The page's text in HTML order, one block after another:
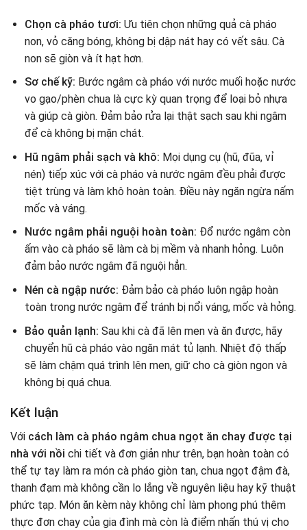
Chọn cà pháo tươi: Ưu tiên chọn những quả cà pháo
non, vỏ căng bóng, không bị dập nát hay có vết sâu. Cà
non sẽ giòn và ít hạt hơn.
Sơ chế kỹ: Bước ngâm cà pháo với nước muối hoặc nước
vo gạo/phèn chua là cực kỳ quan trọng để loại bỏ nhựa
và giúp cà giòn. Đảm bảo rửa lại thật sạch sau khi ngâm
để cà không bị mặn chát.
Hũ ngâm phải sạch và khô: Mọi dụng cụ (hũ, đũa, vỉ
nén) tiếp xúc với cà pháo và nước ngâm đều phải được
tiệt trùng và làm khô hoàn toàn. Điều này ngăn ngừa nấm
mốc và váng.
Nước ngâm phải nguội hoàn toàn: Đổ nước ngâm còn
ấm vào cà pháo sẽ làm cà bị mềm và nhanh hỏng. Luôn
đảm bảo nước ngâm đã nguội hẳn.
Nén cà ngập nước: Đảm bảo cà pháo luôn ngập hoàn
toàn trong nước ngâm để tránh bị nổi váng, mốc và hỏng.
Bảo quản lạnh: Sau khi cà đã lên men và ăn được, hãy
chuyển hũ cà pháo vào ngăn mát tủ lạnh. Nhiệt độ thấp
sẽ làm chậm quá trình lên men, giữ cho cà giòn ngon và
không bị quá chua.
Kết luận
Với cách làm cà pháo ngâm chua ngọt ăn chay được tại
nhà với nồi chi tiết và đơn giản như trên, bạn hoàn toàn có
thể tự tay làm ra món cà pháo giòn tan, chua ngọt đậm đà,
thanh đạm mà không cần lo lắng về nguyên liệu hay kỹ thuật
phức tạp. Món ăn kèm này không chỉ làm phong phú thêm
thực đơn chay của gia đình mà còn là điểm nhấn thú vị cho